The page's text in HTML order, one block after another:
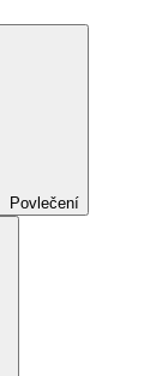
Povlečení